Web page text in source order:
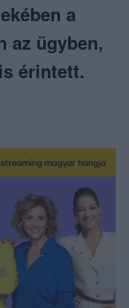
a
az ügyben,
érintett.